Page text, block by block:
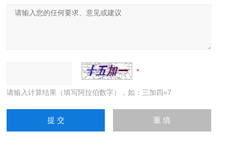
请输入计算结果（填写阿拉伯数字），如：三加四=7